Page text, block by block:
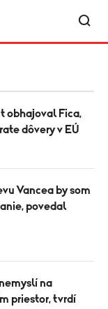
dôvery v EÚ
povedal
priestor, tvrdí